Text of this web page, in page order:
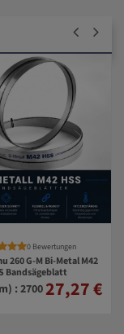
0 Bewertungen
260 G-M Bi-Metal M42
Bandsägeblatt
: 270027,27 €